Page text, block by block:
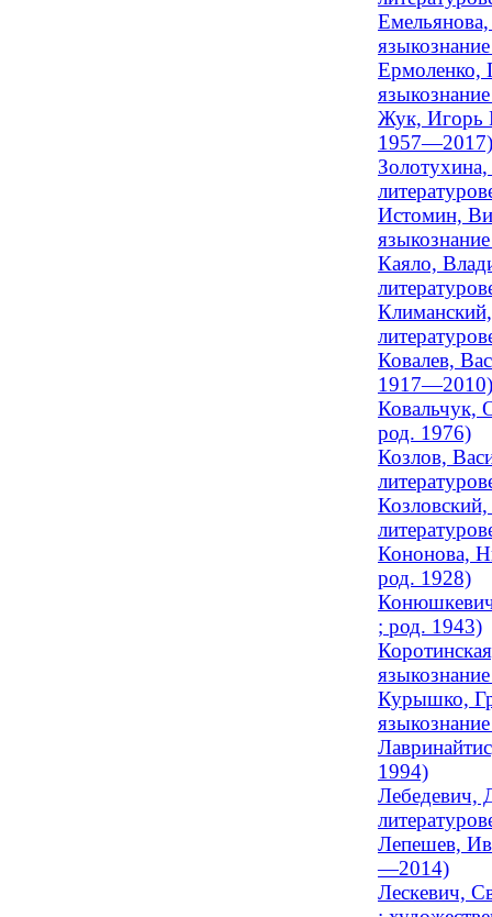
Емельянова,
Ермоленко,
Жук, Игорь
1957—2017)
Истомин,
Каяло,
Ковалев,
1917—2010)
Ковальчук,
род. 1976)
Козлов,
Кононова,
род. 1928)
; род. 1943)
Курышко,
1994)
Лебедевич,
Лепешев,
—2014)
Лескевич,